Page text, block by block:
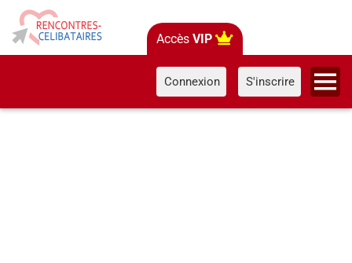
Accès VIP
Connexion S'inscrire